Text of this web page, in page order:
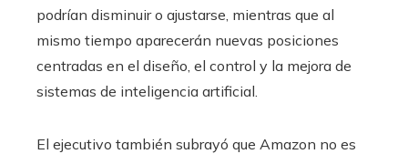
podrían disminuir o ajustarse, mientras que al
mismo tiempo aparecerán nuevas posiciones
centradas en el diseño, el control y la mejora de
sistemas de inteligencia artificial.
El ejecutivo también subrayó que Amazon no es